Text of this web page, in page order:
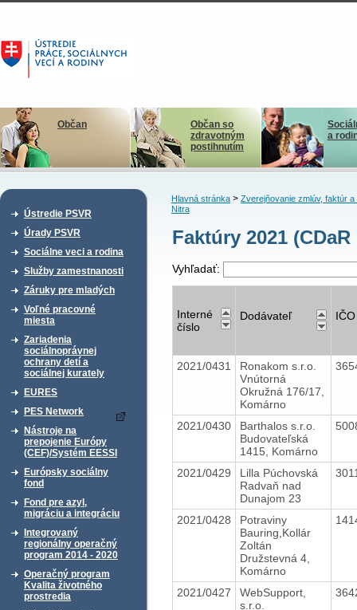
Občan
Občan so
zdravotným
postihnutím
a
Ústredie PSVR
Úrady PSVR
Sociálne veci a rodina
Služby zamestnanosti
Záruky pre mladých
Voľné pracovné
miesta
Zariadenia
sociálnoprávnej
ochrany detí a
sociálnej kurately
EURES
PES Network
Nástroje na
prepojenie Európy
(CEF)/Systém EESSI
Európsky sociálny
fond
Fond pre azyl,
migráciu a integráciu
Integrovaný
regionálny operačný
program 2014 - 2020
Operačný program
Kvalita životného
prostredia
Hlavná stránka> Zverejňovanie zmlúv, faktúr a
Nitra
Faktúry 2021
Vyhľadať:
Interné
číslo
Dodávateľ IČO
2021/0431
Ronakom s.r.o.
Vnútorná
Okružná 176/17,
Komárno
2021/0430
Barthalos s.r.o.
Budovateľská
1415, Komárno
2021/0429
Lilla Púchovská
Radvaň nad
Dunajom 23
2021/0428
Potraviny
Bauring,Kollár
Zoltán
Družstevná 4,
Komárno
2021/0427
WebSupport,
s.r.o.